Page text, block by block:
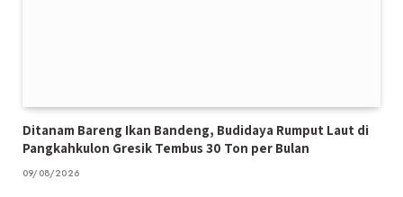
Ditanam Bareng Ikan Bandeng, Budidaya Rumput Laut di
Pangkahkulon Gresik Tembus 30 Ton per Bulan
09/08/2026